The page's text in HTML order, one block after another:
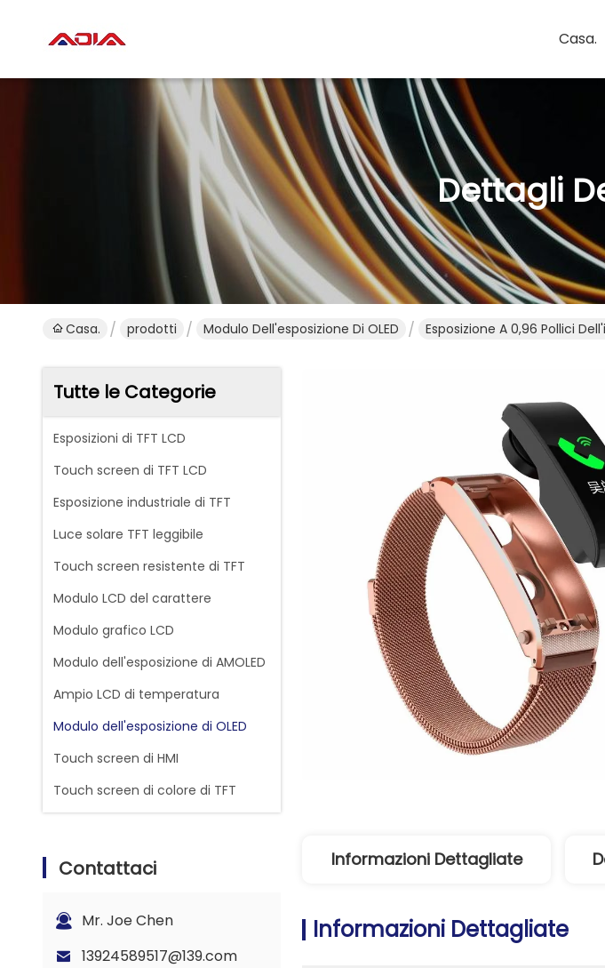
Casa.
Dettagli
Casa. prodotti Modulo Dell'esposizione Di OLED Esposizione A 0,96 Pollici
Tutte le Categorie
Esposizioni di TFT LCD
Touch screen di TFT LCD
Esposizione industriale di TFT
Luce solare TFT leggibile
Touch screen resistente di TFT
Modulo LCD del carattere
Modulo grafico LCD
Modulo dell'esposizione di AMOLED
Ampio LCD di temperatura
Modulo dell'esposizione di OLED
Touch screen di HMI
Touch screen di colore di TFT
Contattaci
Mr. Joe Chen
13924589517@139.com
Informazioni Dettagliate
Informazioni Dettagliate